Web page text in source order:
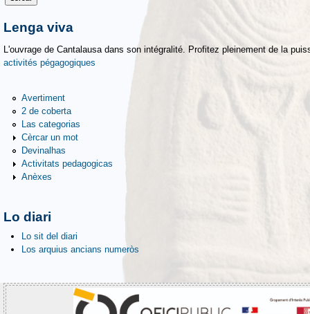
Lenga viva
L'ouvrage de Cantalausa dans son intégralité. Profitez pleinement de la
activités pégagogiques
Avertiment
2 de coberta
Las categorias
Cèrcar un mot
Devinalhas
Activitats pedagogicas
Anèxes
Lo diari
Lo sit del diari
Los arquius ancians numeròs